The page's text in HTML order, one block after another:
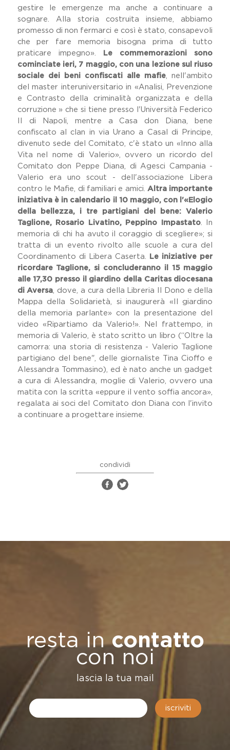
gestire le emergenze ma anche a continuare a
sognare. Alla storia costruita insieme, abbiamo
promesso di non fermarci e così è stato, consapevoli
che per fare memoria bisogna prima di tutto
praticare impegno». Le commemorazioni sono
cominciate ieri, 7 maggio, con una lezione sul riuso
sociale dei beni confiscati alle mafie, nell'ambito
del master interuniversitario in «Analisi, Prevenzione
e Contrasto della criminalità organizzata e della
corruzione » che si tiene presso l'Università Federico
II di Napoli, mentre a Casa don Diana, bene
confiscato al clan in via Urano a Casal di Principe,
divenuto sede del Comitato, c'è stato un «Inno alla
Vita nel nome di Valerio», ovvero un ricordo del
Comitato don Peppe Diana, di Agesci Campania -
Valerio era uno scout - dell'associazione Libera
contro le Mafie, di familiari e amici.Altra importante
iniziativa è in calendario il 10 maggio, con l'«Elogio
della bellezza, i tre partigiani del bene: Valerio
Taglione, Rosario Livatino, Peppino Impastato. In
memoria di chi ha avuto il coraggio di scegliere»; si
tratta di un evento rivolto alle scuole a cura del
Coordinamento di Libera Caserta. Le iniziative per
ricordare Taglione, si concluderanno il 15 maggio
alle 17,30 presso il giardino della Caritas diocesana
di Aversa, dove, a cura della Libreria Il Dono e della
Mappa della Solidarietà, si inaugurerà «Il giardino
della memoria parlante» con la presentazione del
video «Ripartiamo da Valerio!». Nel frattempo, in
memoria di Valerio, è stato scritto un libro (“Oltre la
camorra: una storia di resistenza - Valerio Taglione
partigiano del bene", delle giornaliste Tina Cioffo e
Alessandra Tommasino), ed è nato anche un gadget
a cura di Alessandra, moglie di Valerio, ovvero una
matita con la scritta «eppure il vento soffia ancora»,
regalata ai soci del Comitato don Diana con l'invito
a continuare a progettare insieme.
condividi
resta incontatto
con noi
lascia la tua mail
iscriviti